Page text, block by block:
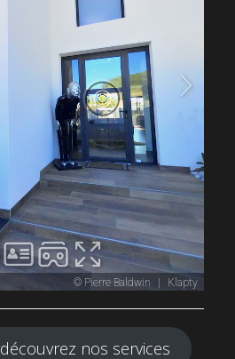
découvrez nos services